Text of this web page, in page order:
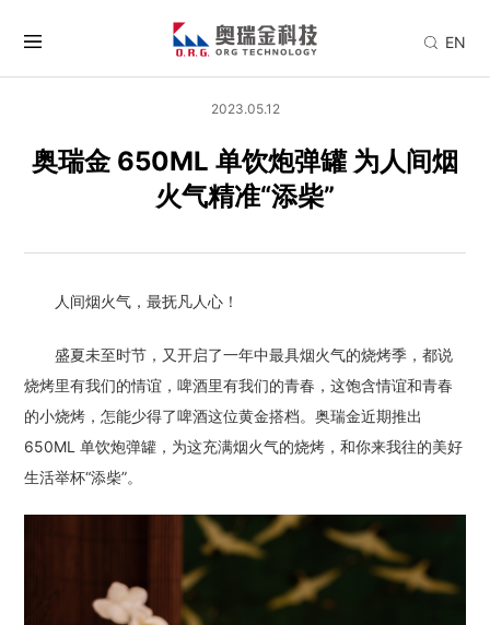
EN
2023.05.12
奥瑞金 650ML 单饮炮弹罐 为人间烟
火气精准“添柴”
人间烟火气，最抚凡人心！
盛夏未至时节，又开启了一年中最具烟火气的烧烤季，都说
烧烤里有我们的情谊，啤酒里有我们的青春，这饱含情谊和青春
的小烧烤，怎能少得了啤酒这位黄金搭档。奥瑞金近期推出
650ML 单饮炮弹罐，为这充满烟火气的烧烤，和你来我往的美好
生活举杯“添柴”。